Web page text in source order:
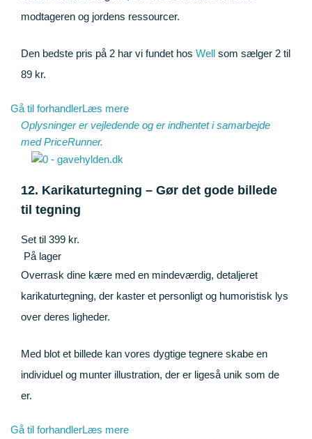
modtageren og jordens ressourcer.
Den bedste pris på 2 har vi fundet hos Well som sælger 2 til
89 kr.
Gå til forhandlerLæs mere
Oplysninger er vejledende og er indhentet i samarbejde
medPriceRunner.
12. Karikaturtegning – Gør det gode billede
til tegning
Set til 399 kr.
På lager
Overrask dine kære med en mindeværdig, detaljeret
karikaturtegning, der kaster et personligt og humoristisk lys
over deres ligheder.
Med blot et billede kan vores dygtige tegnere skabe en
individuel og munter illustration, der er ligeså unik som de
er.
Gå til forhandlerLæs mere